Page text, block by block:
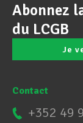
Abonnez
du LCGB
Je
Contact
+352 49